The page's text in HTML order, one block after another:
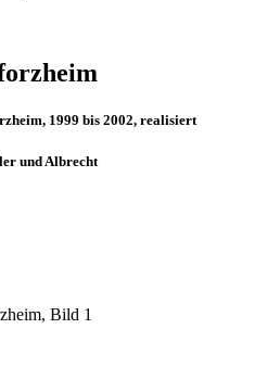
1999 bis 2002, realisiert
und Albrecht